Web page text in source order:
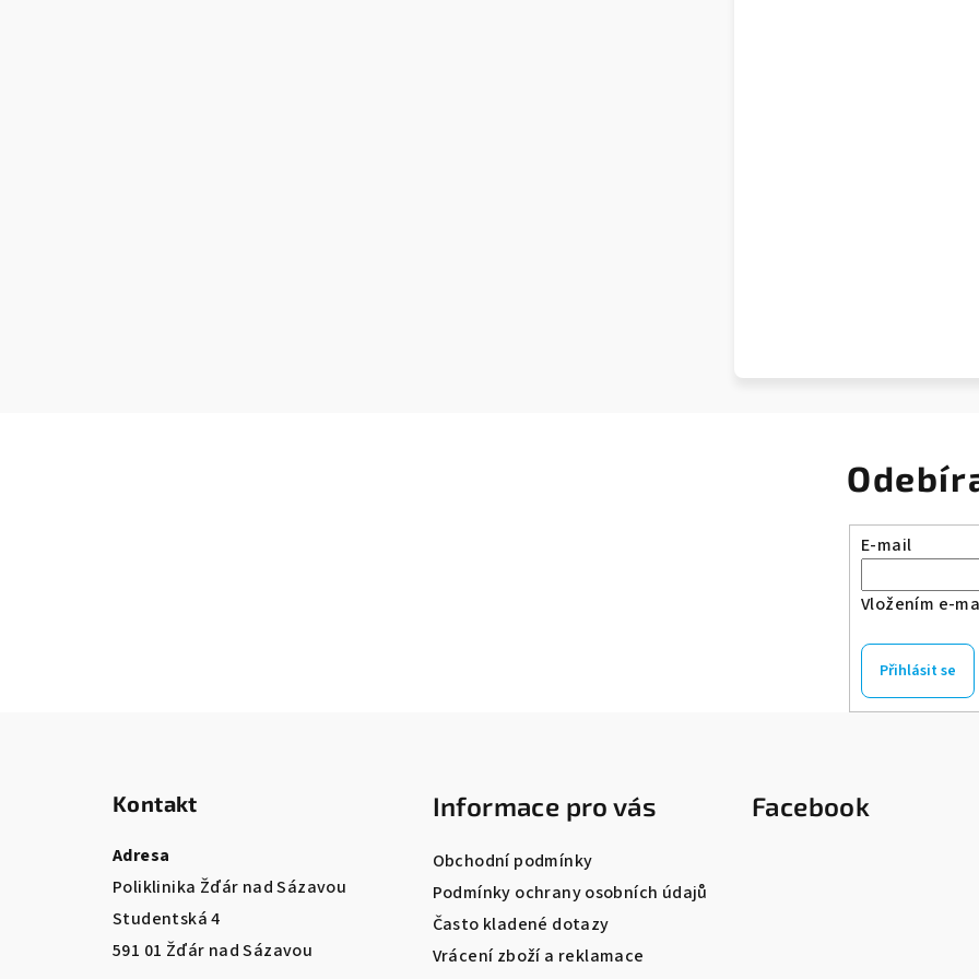
E-mail
Vložením e-
Přihlásit se
Kontakt
Adresa
Poliklinika Žďár nad Sázavou
Studentská 4
591 01 Žďár nad Sázavou
Informace pro vás
Obchodní podmínky
Podmínky ochrany osobních údajů
Často kladené dotazy
Vrácení zboží a reklamace
Facebook